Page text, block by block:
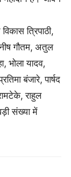
त्रिपाठी,
गौतम, अतुल
भोला यादव,
बंजारे, पार्षद
राहुल
संख्या में